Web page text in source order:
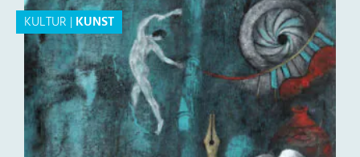
KULTUR |KUNST